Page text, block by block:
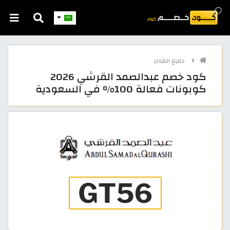
جميع المتاجر
كود خصم عبدالصمد القرشي 2026
كوبونات فعالة 100% في السعودية